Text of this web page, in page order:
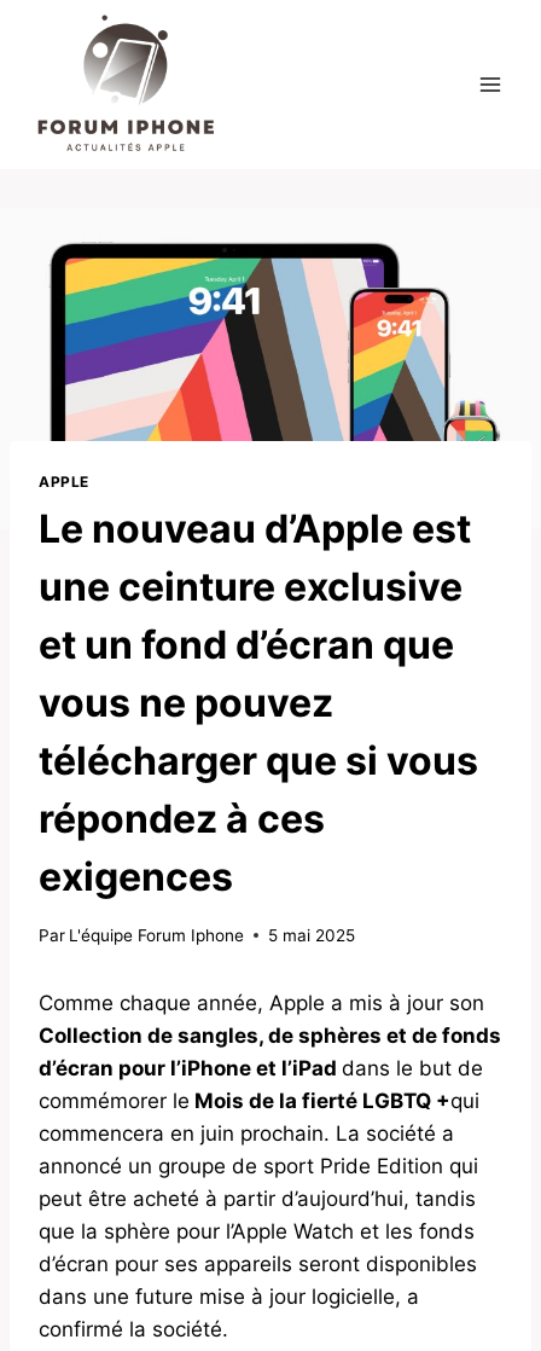
APPLE
Le nouveau d’Apple est
une ceinture exclusive
et un fond d’écran que
vous ne pouvez
télécharger que si vous
répondez à ces
exigences
Par L'équipe Forum Iphone 5 mai 2025
Comme chaque année, Apple a mis à jour son
Collection de sangles, de sphères et de fonds
d’écran pour l’iPhone et l’iPad dans le but de
commémorer le Mois de la fierté LGBTQ +qui
commencera en juin prochain. La société a
annoncé un groupe de sport Pride Edition qui
peut être acheté à partir d’aujourd’hui, tandis
que la sphère pour l’Apple Watch et les fonds
d’écran pour ses appareils seront disponibles
dans une future mise à jour logicielle, a
confirmé la société.